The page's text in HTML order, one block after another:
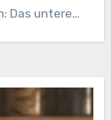
Das untere